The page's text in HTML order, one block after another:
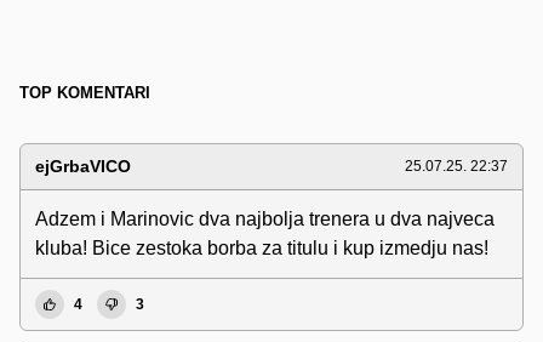
TOP KOMENTARI
ejGrbaVICO 25.07.25. 22:37
Adzem i Marinovic dva najbolja trenera u dva najveca
kluba! Bice zestoka borba za titulu i kup izmedju nas!
4 3